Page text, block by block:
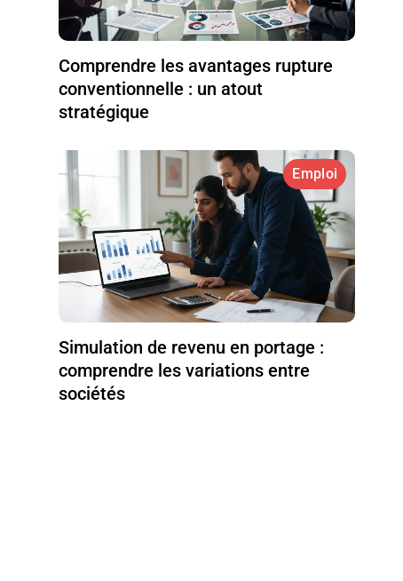
Comprendre les avantages rupture
conventionnelle : un atout
stratégique
Emploi
Simulation de revenu en portage :
comprendre les variations entre
sociétés